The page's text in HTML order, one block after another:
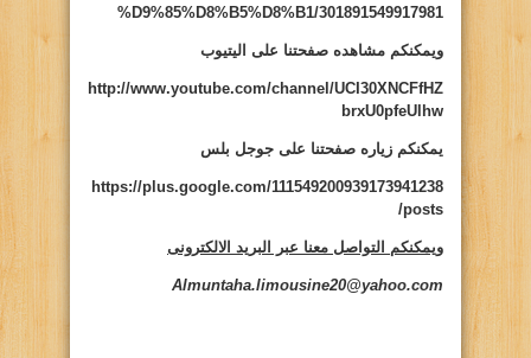
%D9%85%D8%B5%D8%B1/301891549917981
ويمكنكم مشاهده صفحتنا على اليتيوب
http://www.youtube.com/channel/UCI30XNCFfHZ
brxU0pfeUlhw
يمكنكم زياره صفحتنا على جوجل بلس
https://plus.google.com/111549200939173941238
/posts
ويمكنكم التواصل معنا عبر البريد الالكترونى
Almuntaha.limousine20@yahoo.com